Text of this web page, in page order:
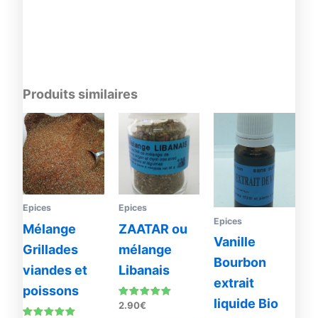
Produits similaires
Epices
Mélange
Grillades
viandes et
poissons
Epices
ZAATAR ou
mélange
Libanais
Note
2.90€
Epices
Vanille
Bourbon
extrait
liquide Bio